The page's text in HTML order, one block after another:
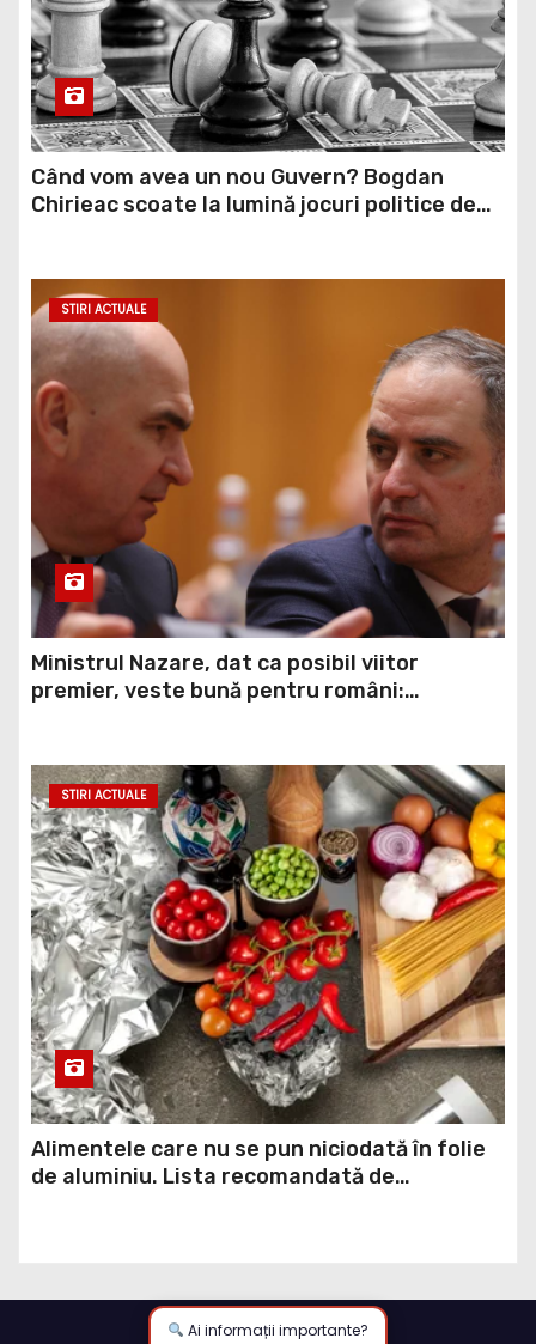
Când vom avea un nou Guvern? Bogdan
Chirieac scoate la lumină jocuri politice de
STIRI ACTUALE
Ministrul Nazare, dat ca posibil viitor
premier, veste bună pentru români:
STIRI ACTUALE
Alimentele care nu se pun niciodată în folie
de aluminiu. Lista recomandată de
Ai informații importante?